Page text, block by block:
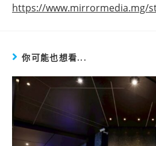
https://www.mirrormedia.mg/
你可能也想看...